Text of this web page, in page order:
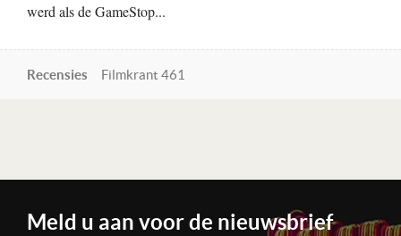
werd als de GameStop...
Recensies Filmkrant 461
Meld u aan voor de nieuwsbrief